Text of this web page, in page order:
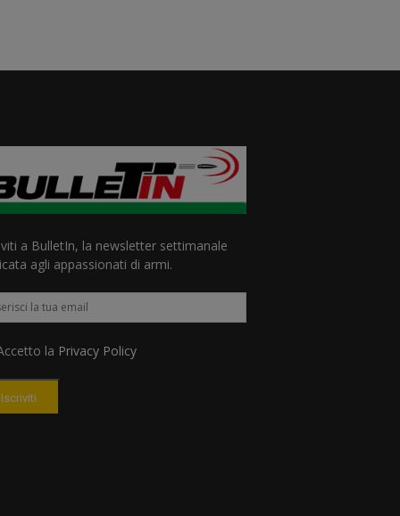
a BulletIn, la newsletter settimanale
agli appassionati di armi.
la Privacy Policy
Iscriviti